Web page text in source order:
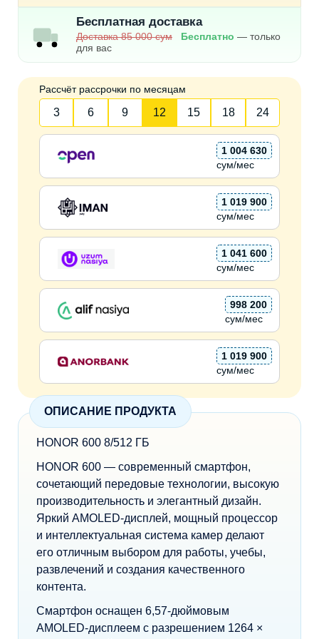
Бесплатная доставка
Доставка 85 000 сум Бесплатно — только
для вас
Рассчёт рассрочки по месяцам
3 6 9 12 15 18 24
1 004 630
сум/мес
1 019 900
сум/мес
1 041 600
сум/мес
998 200
сум/мес
1 019 900
сум/мес
ОПИСАНИЕ ПРОДУКТА
HONOR 600 8/512 ГБ
HONOR 600 — современный смартфон,
сочетающий передовые технологии, высокую
производительность и элегантный дизайн.
Яркий AMOLED-дисплей, мощный процессор
и интеллектуальная система камер делают
его отличным выбором для работы, учебы,
развлечений и создания качественного
контента.
Смартфон оснащен 6,57-дюймовым
AMOLED-дисплеем с разрешением 1264 ×